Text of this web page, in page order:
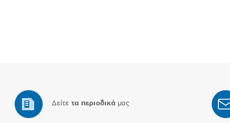
Δείτε τα περιοδικά μας